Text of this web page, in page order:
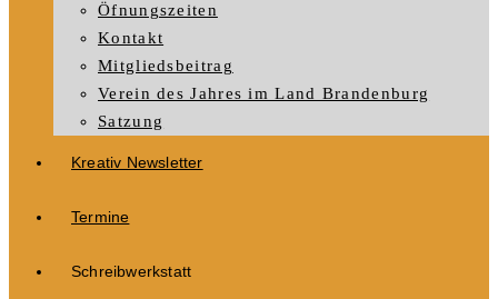
Öfnungszeiten
Kontakt
Mitgliedsbeitrag
Verein des Jahres im Land Brandenburg
Satzung
Kreativ Newsletter
Termine
Schreibwerkstatt